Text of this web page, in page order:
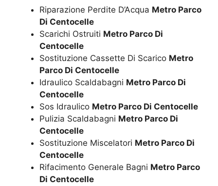
Riparazione Perdite D’Acqua Metro Parco
Di Centocelle
Scarichi Ostruiti Metro Parco Di
Centocelle
Sostituzione Cassette Di Scarico Metro
Parco Di Centocelle
Idraulico Scaldabagni Metro Parco Di
Centocelle
Sos Idraulico Metro Parco Di Centocelle
Pulizia Scaldabagni Metro Parco Di
Centocelle
Sostituzione Miscelatori Metro Parco Di
Centocelle
Rifacimento Generale Bagni Metro Parco
Di Centocelle